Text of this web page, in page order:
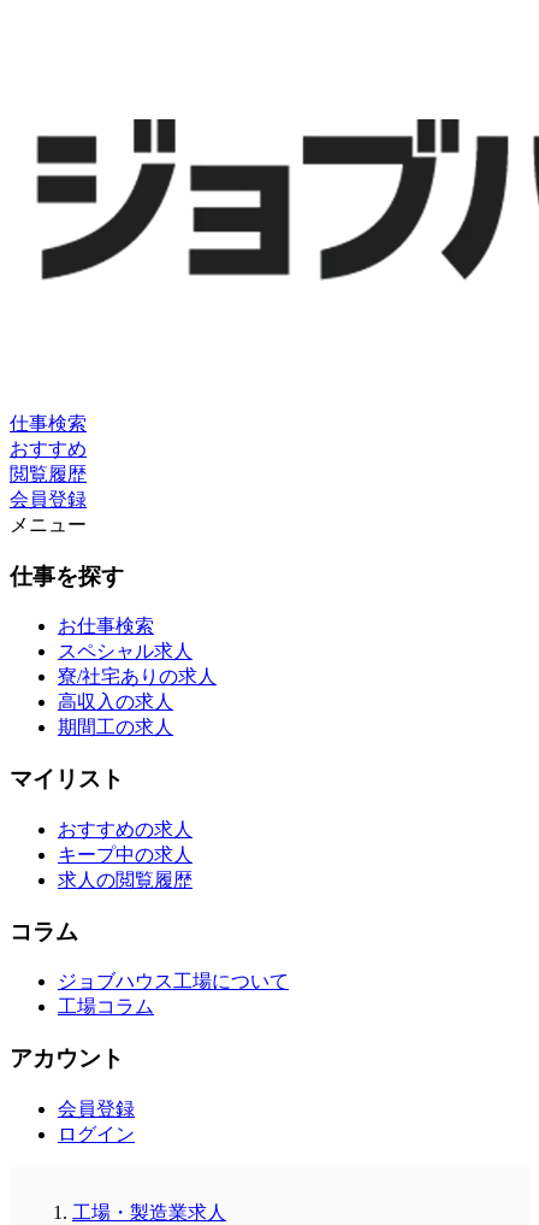
仕事検索
おすすめ
閲覧履歴
会員登録
メニュー
仕事を探す
お仕事検索
スペシャル求人
寮/社宅ありの求人
高収入の求人
期間工の求人
マイリスト
おすすめの求人
キープ中の求人
求人の閲覧履歴
コラム
ジョブハウス工場について
工場コラム
アカウント
会員登録
ログイン
工場・製造業求人